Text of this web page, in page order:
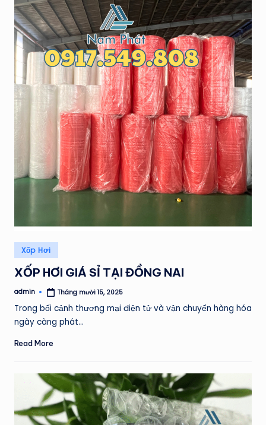
Posted
in
Xốp Hơi
XỐP HƠI GIÁ SỈ TẠI ĐỒNG NAI
Posted
admin Tháng mười 15, 2025
Trong bối cảnh thương mại điện tử và vận chuyển hàng hóa
ngày càng phát…
Read More